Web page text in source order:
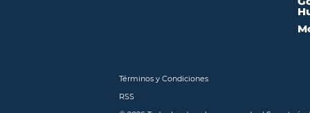
Términos y Condiciones
RSS